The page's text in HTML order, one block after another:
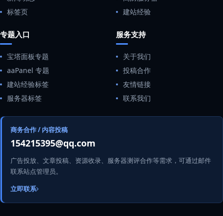
标签页
建站经验
专题入口
宝塔面板专题
aaPanel 专题
建站经验标签
服务器标签
服务支持
关于我们
投稿合作
友情链接
联系我们
商务合作 / 内容投稿
154215395@qq.com
广告投放、文章投稿、资源收录、服务器测评合作等需求，可通过邮件
联系站点管理员。
立即联系